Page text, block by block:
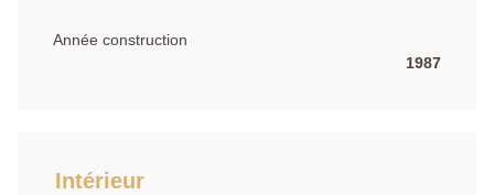
Année construction
1987
Intérieur